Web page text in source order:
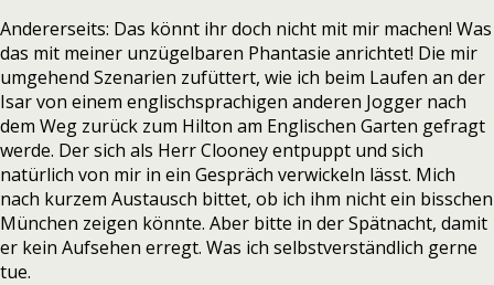
Andererseits: Das könnt ihr doch nicht mit mir machen! Was
das mit meiner unzügelbaren Phantasie anrichtet! Die mir
umgehend Szenarien zufüttert, wie ich beim Laufen an der
Isar von einem englischsprachigen anderen Jogger nach
dem Weg zurück zum Hilton am Englischen Garten gefragt
werde. Der sich als Herr Clooney entpuppt und sich
natürlich von mir in ein Gespräch verwickeln lässt. Mich
nach kurzem Austausch bittet, ob ich ihm nicht ein bisschen
München zeigen könnte. Aber bitte in der Spätnacht, damit
er kein Aufsehen erregt. Was ich selbstverständlich gerne
tue.